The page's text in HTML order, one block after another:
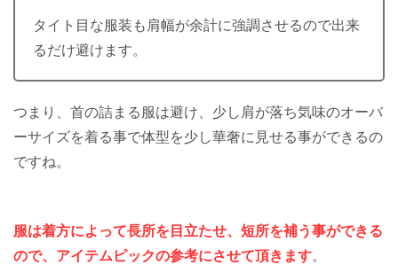
タイト目な服装も肩幅が余計に強調させるので出来
るだけ避けます。
つまり、首の詰まる服は避け、少し肩が落ち気味のオーバ
ーサイズを着る事で体型を少し華奢に見せる事ができるの
ですね。
服は着方によって長所を目立たせ、短所を補う事ができる
ので、アイテムピックの参考にさせて頂きます。